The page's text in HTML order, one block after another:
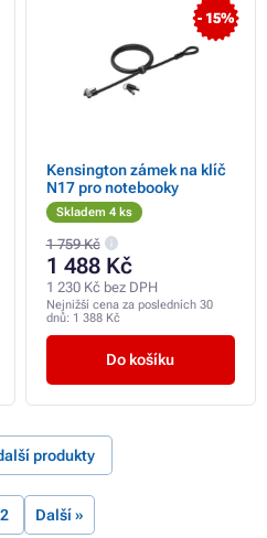
- 15%
Kensington zámek na klíč
N17 pro notebooky
Skladem 4 ks
1 759 Kč
1 488 Kč
1 230 Kč bez DPH
Nejnižší cena za posledních 30
dnů: 1 388 Kč
Do košíku
produkty
2 Další »